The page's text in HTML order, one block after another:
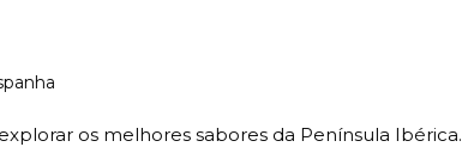
os melhores sabores da Península Ibérica.